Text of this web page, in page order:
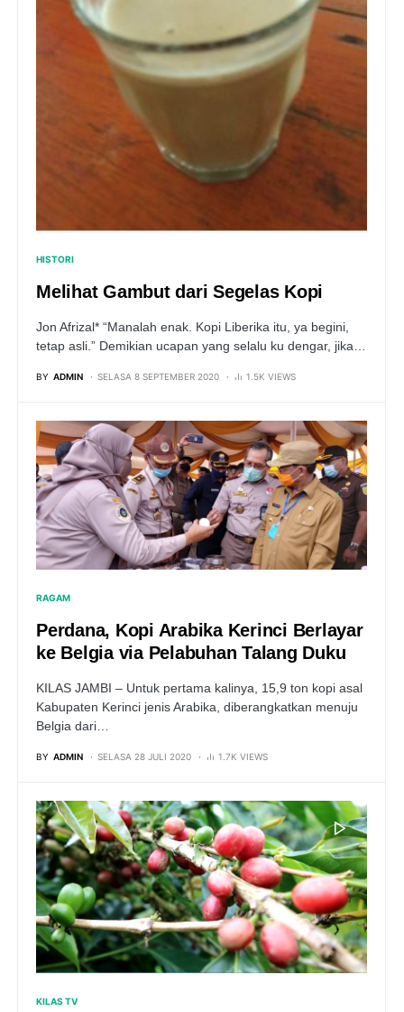
HISTORI
Melihat Gambut dari Segelas Kopi
Jon Afrizal* “Manalah enak. Kopi Liberika itu, ya begini,
tetap asli.” Demikian ucapan yang selalu ku dengar, jika…
BY ADMIN SELASA 8 SEPTEMBER 2020 1.5K VIEWS
RAGAM
Perdana, Kopi Arabika Kerinci Berlayar
ke Belgia via Pelabuhan Talang Duku
KILAS JAMBI – Untuk pertama kalinya, 15,9 ton kopi asal
Kabupaten Kerinci jenis Arabika, diberangkatkan menuju
Belgia dari…
BY ADMIN SELASA 28 JULI 2020 1.7K VIEWS
KILAS TV